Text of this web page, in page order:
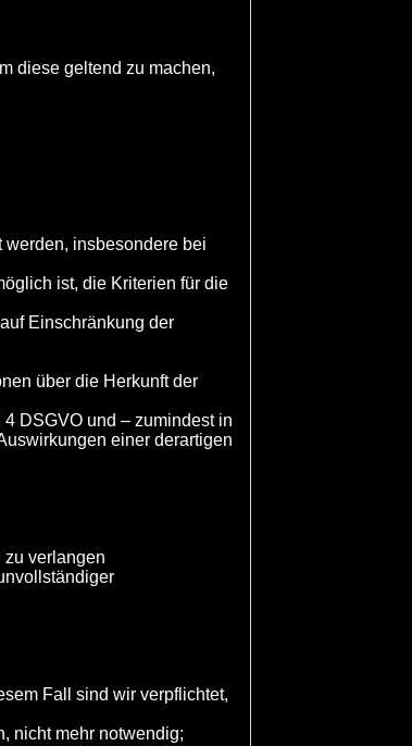
diese geltend zu machen,
insbesondere bei
ist, die Kriterien für die
Einschränkung der
über die Herkunft der
DSGVO und – zumindest in
einer derartigen
verlangen
Fall sind wir verpflichtet,
nicht mehr notwendig;